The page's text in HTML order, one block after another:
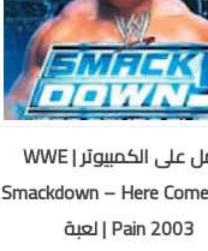
تعمل على الكمبيوتر | WWE
Smackdown – Here
Pain 2003 | لعبة